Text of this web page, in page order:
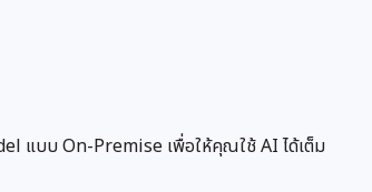
แบบ On-Premise เพื่อให้คุณใช้ AI ได้เต็ม